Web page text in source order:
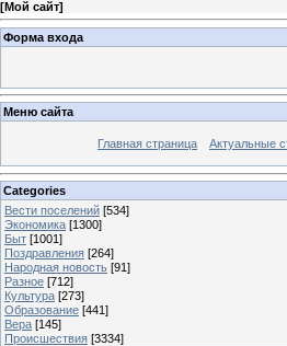
[Мой сайт]
Форма входа
Меню сайта
Главная страница Актуальные
Categories
Вести поселений [534]
Экономика [1300]
Быт [1001]
Поздравления [264]
Народная новость [91]
Разное [712]
Культура [273]
Образование [441]
Вера [145]
Происшествия [3334]